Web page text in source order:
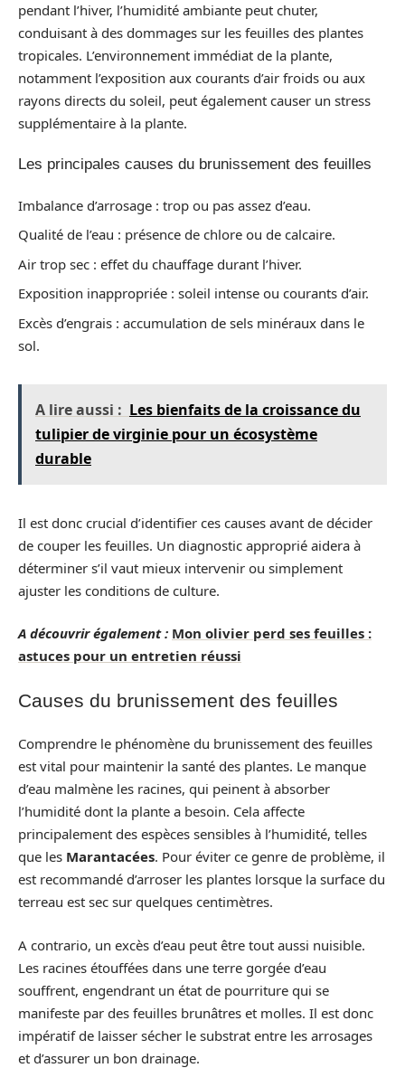
pendant l’hiver, l’humidité ambiante peut chuter,
conduisant à des dommages sur les feuilles des plantes
tropicales. L’environnement immédiat de la plante,
notamment l’exposition aux courants d’air froids ou aux
rayons directs du soleil, peut également causer un stress
supplémentaire à la plante.
Les principales causes du brunissement des feuilles
Imbalance d’arrosage : trop ou pas assez d’eau.
Qualité de l’eau : présence de chlore ou de calcaire.
Air trop sec : effet du chauffage durant l’hiver.
Exposition inappropriée : soleil intense ou courants d’air.
Excès d’engrais : accumulation de sels minéraux dans le
sol.
A lire aussi : Les bienfaits de la croissance du
tulipier de virginie pour un écosystème
durable
Il est donc crucial d’identifier ces causes avant de décider
de couper les feuilles. Un diagnostic approprié aidera à
déterminer s’il vaut mieux intervenir ou simplement
ajuster les conditions de culture.
A découvrir également : Mon olivier perd ses feuilles :
astuces pour un entretien réussi
Causes du brunissement des feuilles
Comprendre le phénomène du brunissement des feuilles
est vital pour maintenir la santé des plantes. Le manque
d’eau malmène les racines, qui peinent à absorber
l’humidité dont la plante a besoin. Cela affecte
principalement des espèces sensibles à l’humidité, telles
que les Marantacées. Pour éviter ce genre de problème, il
est recommandé d’arroser les plantes lorsque la surface du
terreau est sec sur quelques centimètres.
A contrario, un excès d’eau peut être tout aussi nuisible.
Les racines étouffées dans une terre gorgée d’eau
souffrent, engendrant un état de pourriture qui se
manifeste par des feuilles brunâtres et molles. Il est donc
impératif de laisser sécher le substrat entre les arrosages
et d’assurer un bon drainage.